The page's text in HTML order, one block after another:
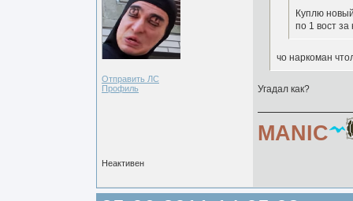
Отправить ЛС
Профиль
Куплю
по 1 вост
чо наркоман
Угадал как?
MANIC
Неактивен